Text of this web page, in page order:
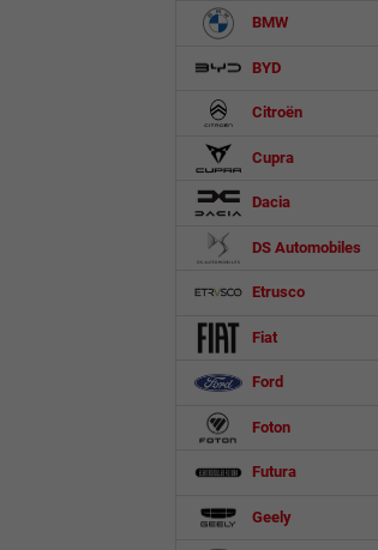
BMW
BYD
Citroën
Cupra
Dacia
DS Automobiles
Etrusco
Fiat
Ford
Foton
Futura
Geely